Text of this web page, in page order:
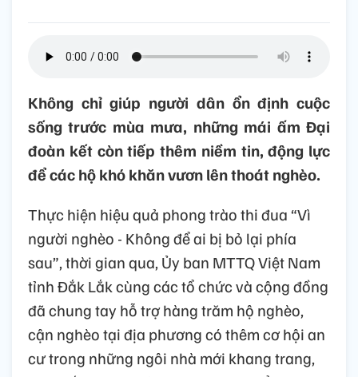
Không chỉ giúp người dân ổn định cuộc
sống trước mùa mưa, những mái ấm Đại
đoàn kết còn tiếp thêm niềm tin, động lực
để các hộ khó khăn vươn lên thoát nghèo.
Thực hiện hiệu quả phong trào thi đua “Vì
người nghèo - Không để ai bị bỏ lại phía
sau”, thời gian qua, Ủy ban MTTQ Việt Nam
tỉnh Đắk Lắk cùng các tổ chức và cộng đồng
đã chung tay hỗ trợ hàng trăm hộ nghèo,
cận nghèo tại địa phương có thêm cơ hội an
cư trong những ngôi nhà mới khang trang,